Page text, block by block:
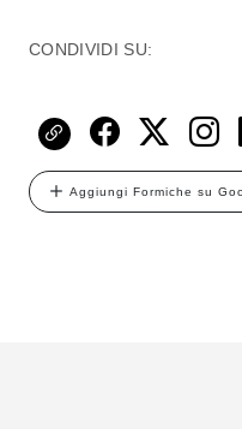
CONDIVIDI SU:
Aggiungi Formiche su